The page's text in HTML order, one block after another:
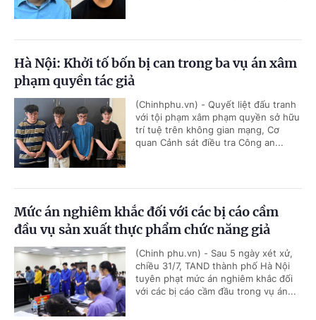
Hà Nội: Khởi tố bốn bị can trong ba vụ án xâm
phạm quyền tác giả
(Chinhphu.vn) - Quyết liệt đấu tranh
với tội phạm xâm phạm quyền sở hữu
trí tuệ trên không gian mạng, Cơ
quan Cảnh sát điều tra Công an...
Mức án nghiêm khắc đối với các bị cáo cầm
đầu vụ sản xuất thực phẩm chức năng giả
(Chinh phu.vn) - Sau 5 ngày xét xử,
chiều 31/7, TAND thành phố Hà Nội
tuyên phạt mức án nghiêm khắc đối
với các bị cáo cầm đầu trong vụ án...